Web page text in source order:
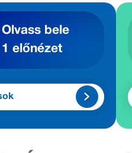
Olvass bele
1 előnézet